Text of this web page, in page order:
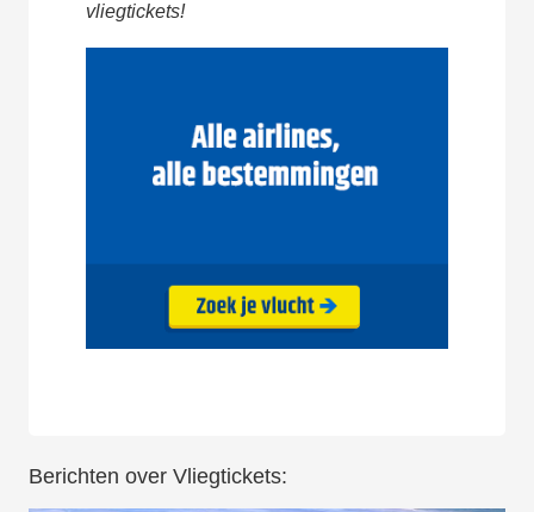
vliegtickets!
Berichten over Vliegtickets: